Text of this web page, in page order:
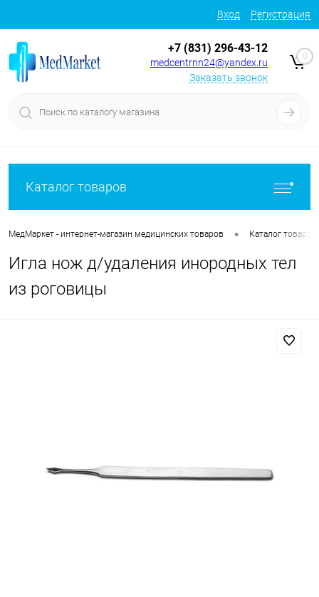
Вход Регистрация
+7 (831) 296-43-12
medcentrnn24@yandex.ru
Заказать звонок
0
Каталог товаров
МедМаркет - интернет-магазин медицинских товаров • Каталог товаров
Игла нож д/удаления инородных тел
из роговицы